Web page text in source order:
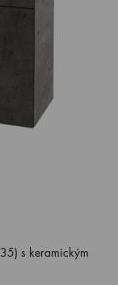
s keramickým